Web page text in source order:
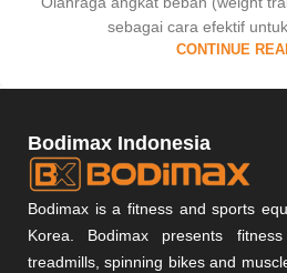
sebagai cara efektif
CONTINUE
Bodimax Indonesia
Bodimax is a fitness and sports
Korea. Bodimax presents
treadmills, spinning bikes and